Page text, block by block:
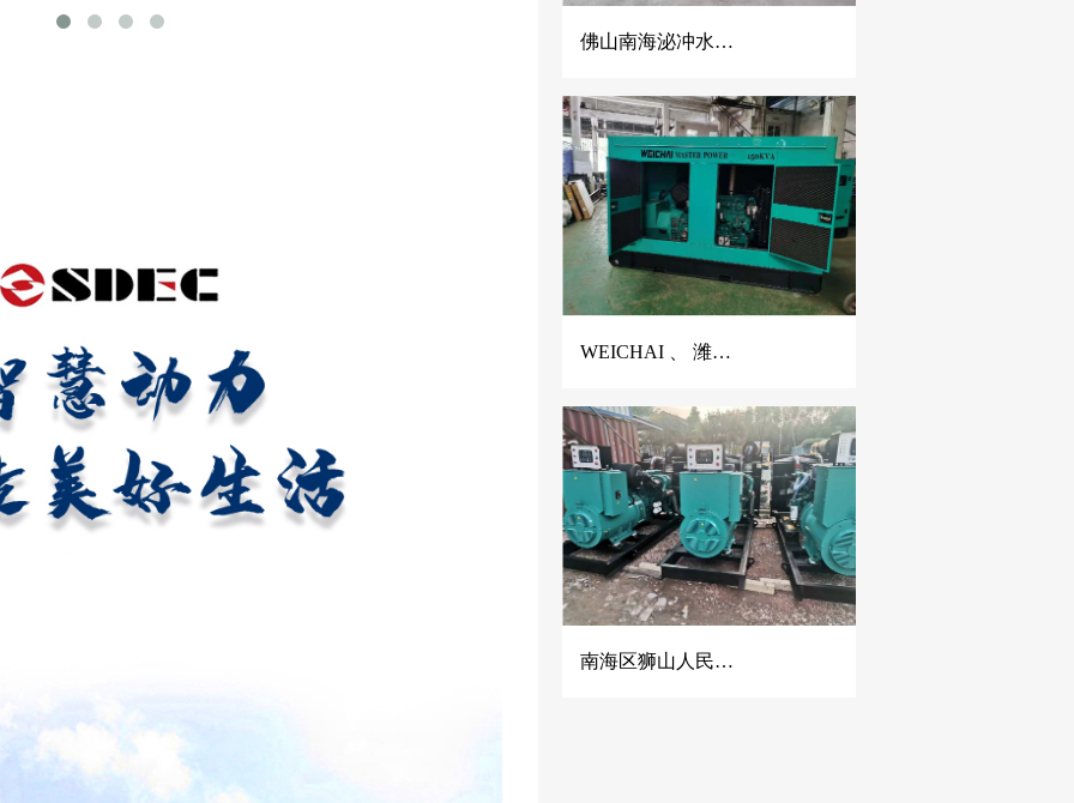
佛山南海泌冲水泥混凝土公司2台500KW玉柴发电机组
WEICHAI 、 潍柴静音发电机、潍柴发电机、150KVA潍柴发电机、佛山潍柴发电机
南海区狮山人民医院500KW康明斯发电机组并机